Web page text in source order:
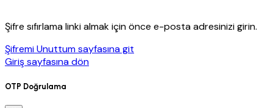
Şifre sıfırlama linki almak için önce e-posta adresinizi girin.
Şifremi Unuttum sayfasına git
Giriş sayfasına dön
OTP Doğrulama